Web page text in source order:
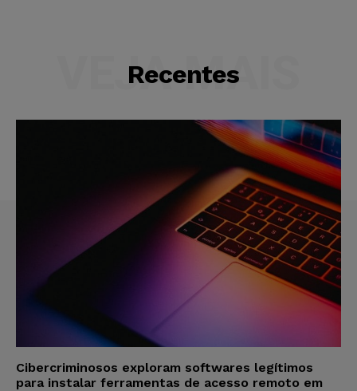
Recentes
VEJA MAIS
Cibercriminosos exploram softwares legítimos
para instalar ferramentas de acesso remoto em